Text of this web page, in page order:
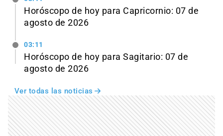
Horóscopo de hoy para Capricornio: 07 de
agosto de 2026
03:11
Horóscopo de hoy para Sagitario: 07 de
agosto de 2026
Ver todas las noticias